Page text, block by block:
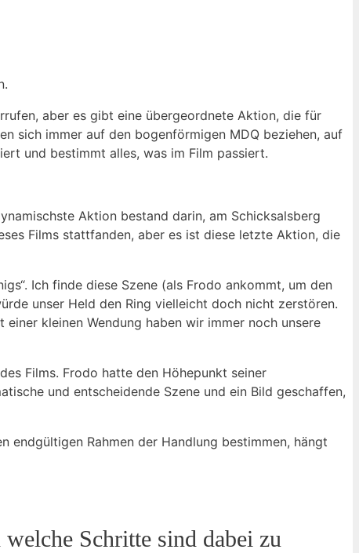
aber es gibt eine übergeordnete Aktion, die für
sich immer auf den bogenförmigen MDQ beziehen, auf
und bestimmt alles, was im Film passiert.
Aktion bestand darin, am Schicksalsberg
Films stattfanden, aber es ist diese letzte Aktion, die
Ich finde diese Szene (als Frodo ankommt, um den
unser Held den Ring vielleicht doch nicht zerstören.
kleinen Wendung haben wir immer noch unsere
Films. Frodo hatte den Höhepunkt seiner
und entscheidende Szene und ein Bild geschaffen,
endgültigen Rahmen der Handlung bestimmen, hängt
Schritte sind dabei zu